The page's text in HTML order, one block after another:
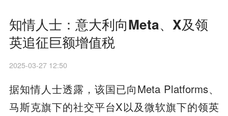
知情人士：意大利向Meta、X及领
英追征巨额增值税
2025-03-27 12:50
据知情人士透露，该国已向Meta Platforms、
马斯克旗下的社交平台X以及微软旗下的领英